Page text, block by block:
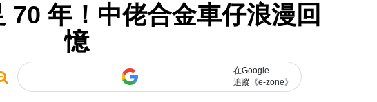
70 年！中佬合金車仔浪漫回
憶
在Google
追蹤《e-zone》